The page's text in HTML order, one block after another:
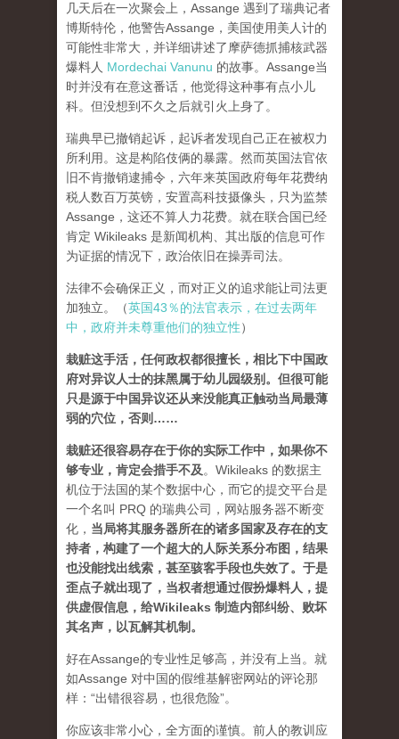
几天后在一次聚会上，Assange 遇到了瑞典记者
博斯特伦，他警告Assange，美国使用美人计的
可能性非常大，并详细讲述了摩萨德抓捕核武器
爆料人 Mordechai Vanunu 的故事。Assange当
时并没有在意这番话，他觉得这种事有点小儿
科。但没想到不久之后就引火上身了。
瑞典早已撤销起诉，起诉者发现自己正在被权力
所利用。这是构陷伎俩的暴露。然而英国法官依
旧不肯撤销逮捕令，六年来英国政府每年花费纳
税人数百万英镑，安置高科技摄像头，只为监禁
Assange，这还不算人力花费。就在联合国已经
肯定 Wikileaks 是新闻机构、其出版的信息可作
为证据的情况下，政治依旧在操弄司法。
法律不会确保正义，而对正义的追求能让司法更
加独立。（英国43％的法官表示，在过去两年
中，政府并未尊重他们的独立性）
栽赃这手活，任何政权都很擅长，相比下中国政
府对异议人士的抹黑属于幼儿园级别。但很可能
只是源于中国异议还从来没能真正触动当局最薄
弱的穴位，否则……
栽赃还很容易存在于你的实际工作中，如果你不
够专业，肯定会措手不及 。 Wikileaks 的数据主
机位于法国的某个数据中心，而它的提交平台是
一个名叫 PRQ 的瑞典公司，网站服务器不断变
化， 当局将其服务器所在的诸多国家及存在的支
持者，构建了一个超大的人际关系分布图，结果
也没能找出线索，甚至骇客手段也失效了。于是
歪点子就出现了，当权者想通过假扮爆料人，提
供虚假信息，给Wikileaks 制造内部纠纷、败坏
其名声，以瓦解其机制。
好在Assange的专业性足够高，并没有上当。就
如Assange 对中国的假维基解密网站的评论那
样： “出错很容易，也很危险”。
你应该非常小心，全方面的谨慎。前人的教训应